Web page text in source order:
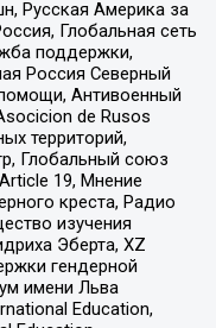
Русская Америка за
Глобальная сеть
поддержки,
Россия Северный
Антивоенный
de Rusos
территорий,
Глобальный союз
19, Мнение
креста, Радио
изучения
Эберта, XZ
гендерной
имени Льва
Education,